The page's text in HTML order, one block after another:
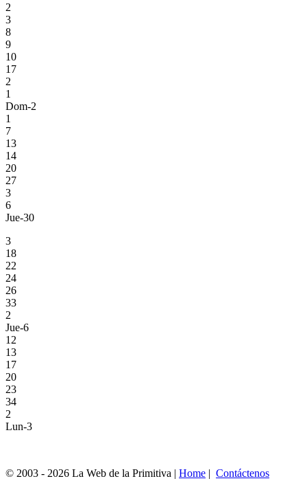
2
3
8
9
10
17
2
1
Dom-2
1
7
13
14
20
27
3
6
Jue-30
3
18
22
24
26
33
2
Jue-6
12
13
17
20
23
34
2
Lun-3
© 2003 - 2026 La Web de la Primitiva | Home | Contáctenos